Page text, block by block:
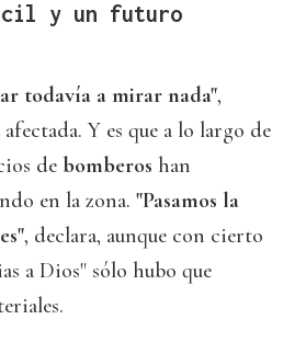
y un futuro
todavía a mirar nada",
Y es que a lo largo de
de bomberos han
en la zona. "Pasamos la
, declara, aunque con cierto
a Dios" sólo hubo que